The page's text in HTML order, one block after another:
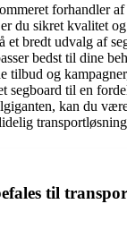
forhandler af
du sikret kvalitet
et bredt udvalg af
bedst til dine
tilbud og
segboard til en
kan du
til